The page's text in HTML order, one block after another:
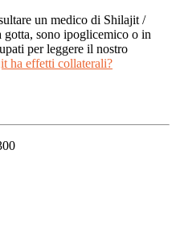
un medico di Shilajit /
gotta, sono ipoglicemico o in
per leggere il nostro
ha effetti collaterali?